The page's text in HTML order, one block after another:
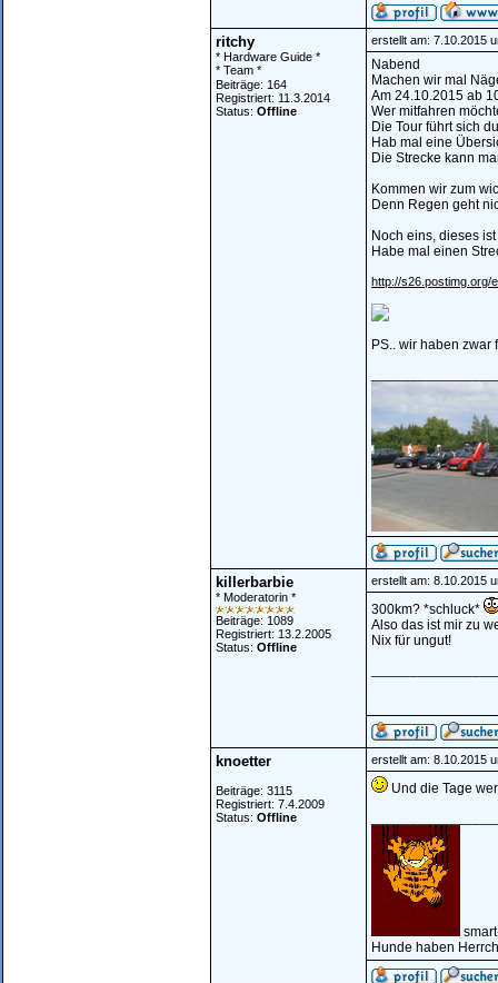
ritchy
* Hardware Guide *
* Team *
Beiträge: 164
Registriert: 11.3.2014
Status: Offline
erstellt am: 7.10.2015
Nabend
Machen wir mal
Am 24.10.2015 ab
Wer mitfahren
Die Tour führt sich
Hab mal eine
Die Strecke kann
Kommen wir zum
Denn Regen geht
Noch eins, dieses
Habe mal einen
http://s26.postimg.org/
PS.. wir haben
killerbarbie
* Moderatorin *
Beiträge: 1089
Registriert: 13.2.2005
Status: Offline
erstellt am: 8.10.2015
300km? *schluck*
Also das ist mir zu
Nix für ungut!
knoetter
Beiträge: 3115
Registriert: 7.4.2009
Status: Offline
erstellt am: 8.10.2015
Und die Tage
Hunde haben